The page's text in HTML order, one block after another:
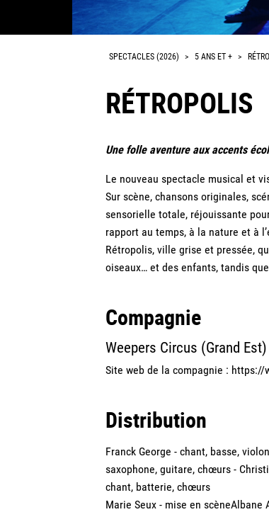
SPECTACLES (2026) > 5 ANS ET + >
RÉTROPOLIS
Une folle aventure aux accents
Le nouveau spectacle musical et
Sur scène, chansons originales,
sensorielle totale, réjouissante
rapport au temps, à la nature et à
Rétropolis, ville grise et pressée,
oiseaux… et des enfants, tandis
Compagnie
Weepers Circus (Grand Est)
Site web de la compagnie : https://
Distribution
Franck George - chant, basse,
saxophone, guitare, chœurs -
chant, batterie, chœurs
Marie Seux - mise en